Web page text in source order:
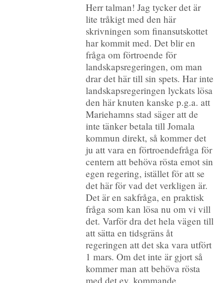
Herr talman! Jag tycker det är
lite tråkigt med den här
skrivningen som finansutskottet
har kommit med. Det blir en
fråga om förtroende för
landskapsregeringen, om man
drar det här till sin spets. Har inte
landskapsregeringen lyckats lösa
den här knuten kanske p.g.a. att
Mariehamns stad säger att de
inte tänker betala till Jomala
kommun direkt, så kommer det
ju att vara en förtroendefråga för
centern att behöva rösta emot sin
egen regering, istället för att se
det här för vad det verkligen är.
Det är en sakfråga, en praktisk
fråga som kan lösa nu om vi vill
det. Varför dra det hela vägen till
att sätta en tidsgräns åt
regeringen att det ska vara utfört
1 mars. Om det inte är gjort så
kommer man att behöva rösta
med det ev. kommande